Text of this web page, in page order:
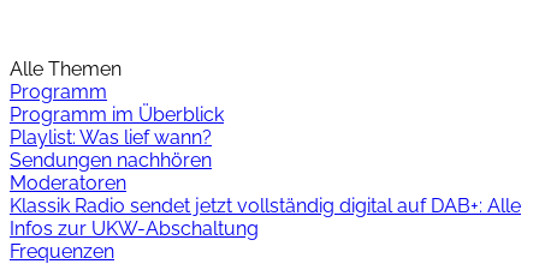
Alle Themen
Programm
Programm im Überblick
Playlist: Was lief wann?
Sendungen nachhören
Moderatoren
Klassik Radio sendet jetzt vollständig digital auf DAB+: Alle
Infos zur UKW-Abschaltung
Frequenzen